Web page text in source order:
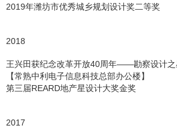
2019年潍坊市优秀城乡规划设计奖二等奖
2018
王兴田获纪念改革开放40周年——勘察设计之
【常熟中利电子信息科技总部办公楼】
第三届REARD地产星设计大奖金奖
2017